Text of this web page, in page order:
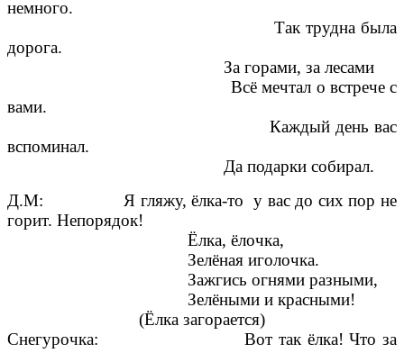
немного.
Так трудна была
дорога.
За горами, за лесами
Всё мечтал о встрече с
вами.
Каждый день вас
вспоминал.
Да подарки собирал.
Д.М: Я гляжу, ёлка-то у вас до сих пор не
горит. Непорядок!
Ёлка, ёлочка,
Зелёная иголочка.
Зажгись огнями разными,
Зелёными и красными!
(Ёлка загорается)
Снегурочка: Вот так ёлка! Что за